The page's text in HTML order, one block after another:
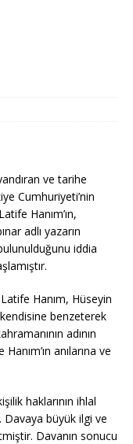
ve tarihe
Cumhuriyeti’nin
Hanım’ın,
adlı yazarın
iddia
Latife Hanım, Hüseyin
benzeterek
adının
anılarına ve
haklarının ihlal
Davaya büyük ilgi ve
Davanın sonucu